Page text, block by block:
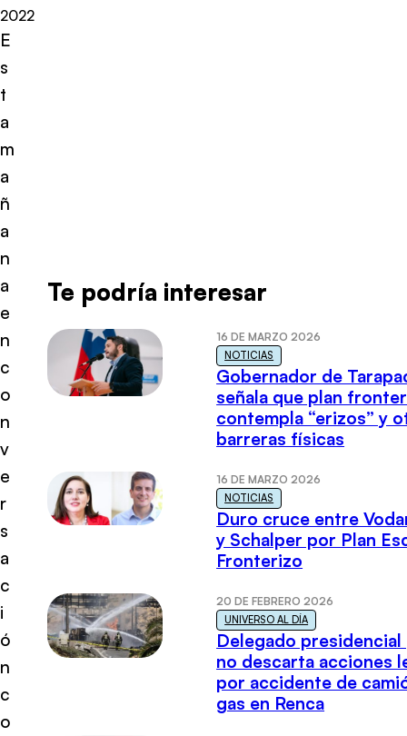
2022
E
s
t
a
m
a
ñ
a
n
a
e
n
c
o
n
v
e
r
s
a
c
i
ó
n
c
o
Te podría interesar
16 DE MARZO 2026
NOTICIAS
Gobernador de
señala que plan
contempla “erizos” y
barreras físicas
16 DE MARZO 2026
NOTICIAS
Duro cruce entre
y Schalper por Plan
Fronterizo
20 DE FEBRERO 2026
UNIVERSO AL DÍA
Delegado presidencial
no descarta acciones
por accidente de
gas en Renca